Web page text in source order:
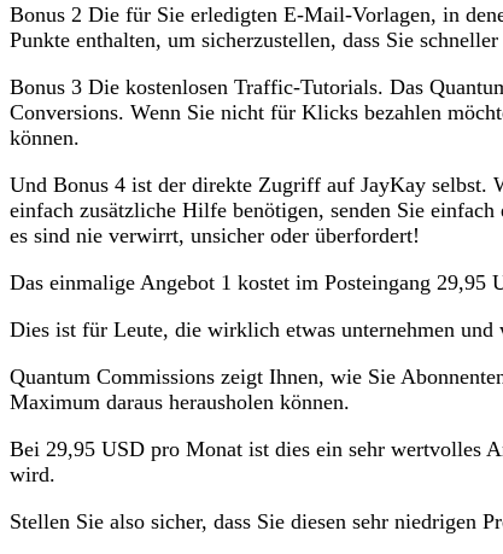
Bonus 2 Die für Sie erledigten E-Mail-Vorlagen, in
Punkte enthalten, um sicherzustellen, dass Sie
Bonus 3 Die kostenlosen Traffic-Tutorials. Das
Conversions. Wenn Sie nicht für Klicks bezahlen
können.
Und Bonus 4 ist der direkte Zugriff auf JayKay selbst.
einfach zusätzliche Hilfe benötigen, senden Sie
es sind nie verwirrt, unsicher oder überfordert!
Das einmalige Angebot 1 kostet im Posteingang 29,95
Dies ist für Leute, die wirklich etwas unternehmen
Quantum Commissions zeigt Ihnen, wie Sie
Maximum daraus herausholen können.
Bei 29,95 USD pro Monat ist dies ein sehr wertvolles
wird.
Stellen Sie also sicher, dass Sie diesen sehr niedrigen